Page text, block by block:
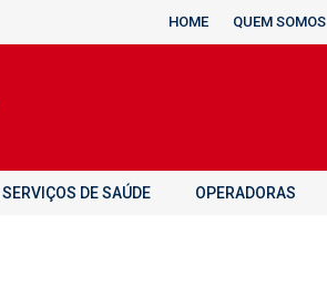
HOME QUEM SOMOS
SERVIÇOS DE SAÚDE OPERADORAS